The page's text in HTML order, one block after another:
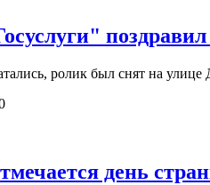
ролик был снят на улице
день